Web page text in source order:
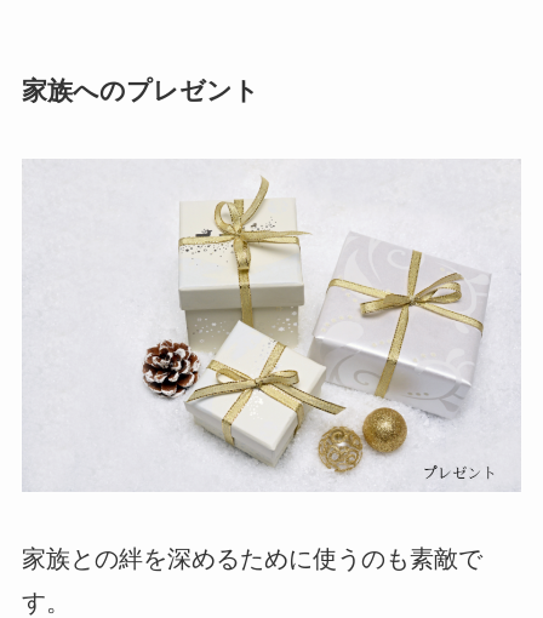
家族へのプレゼント
家族との絆を深めるために使うのも素敵で
す。